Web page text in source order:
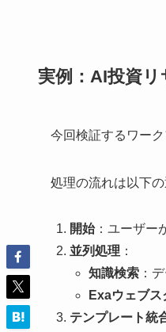
実例：AI投資
今回検証するワー
処理の流れは以下の
開始：ユーザー
並列処理 ：
知識検索 ：
Exaウェブ
テンプレート統